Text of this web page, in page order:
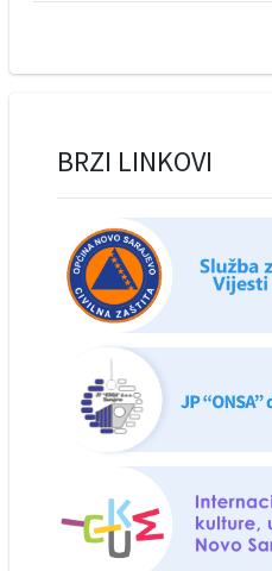
BRZI LINKOVI